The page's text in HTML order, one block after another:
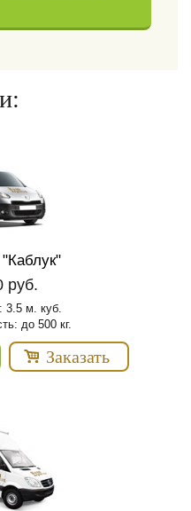
руб.
3.5 м. куб.
до 500 кг.
Заказать